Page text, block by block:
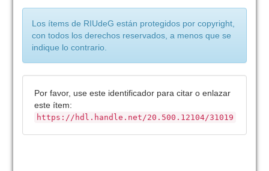
Los ítems de RIUdeG están protegidos por copyright,
con todos los derechos reservados, a menos que se
indique lo contrario.
Por favor, use este identificador para citar o enlazar
este ítem:
https://hdl.handle.net/20.500.12104/31019